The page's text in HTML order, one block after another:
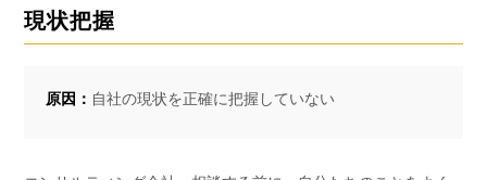
現状把握
原因： 自社の現状を正確に把握していない